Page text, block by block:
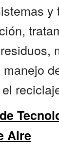
y
Aire